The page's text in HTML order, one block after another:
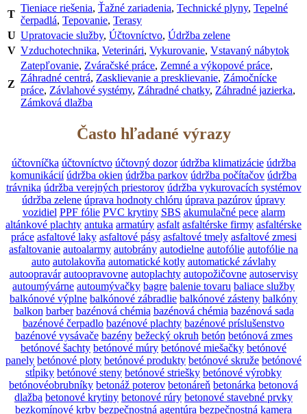
T
Tieniace riešenia, Ťažné zariadenia, Technické plyny, Tepelné
čerpadlá, Tepovanie, Terasy
U Upratovacie služby, Účtovníctvo, Údržba zelene
V Vzduchotechnika, Veterinári, Vykurovanie, Vstavaný nábytok
Z
Zatepľovanie, Zváračské práce, Zemné a výkopové práce,
Záhradné centrá, Zasklievanie a presklievanie, Zámočnícke
práce, Závlahové systémy, Záhradné chatky, Záhradné jazierka,
Zámková dlažba
Často hľadané výrazy
účtovníčka účtovníctvo účtovný dozor údržba klimatizácie údržba
komunikácií údržba okien údržba parkov údržba počítačov údržba
trávnika údržba verejných priestorov údržba vykurovacích systémov
údržba zelene úprava hodnoty chlóru úprava pazúrov úpravy
vozidiel PPF fólie PVC krytiny SBS akumulačné pece alarm
altánkové plachty antuka armatúry asfalt asfaltérske firmy asfaltérske
práce asfaltové laky asfaltové pásy asfaltové tmely asfaltové zmesi
asfaltovanie autoalarmy autobrány autodielne autofólie autofólie na
auto autolakovňa automatické kotly automatické závlahy
autoopravár autoopravovne autoplachty autopožičovne autoservisy
autoumývárne autoumývačky bagre balenie tovaru baliace služby
balkónové výplne balkónové zábradlie balkónové zásteny balkóny
balkon barber bazénová chémia bazénová chémia bazénová sada
bazénové čerpadlo bazénové plachty bazénové príslušenstvo
bazénové vysávače bazény bežecký okruh betón betónová zmes
betónové šachty betónové múry betónové miešačky betónové
panely betónové ploty betónové produkty betónové skruže betónové
stĺpiky betónové steny betónové striešky betónové výrobky
betónovéobrubníky betonáž poterov betonáreň betonárka betonová
dlažba betonové krytiny betonové rúry betonové stavebné prvky
bezkomínové krby bezpečnostná agentúra bezpečnostná kamera